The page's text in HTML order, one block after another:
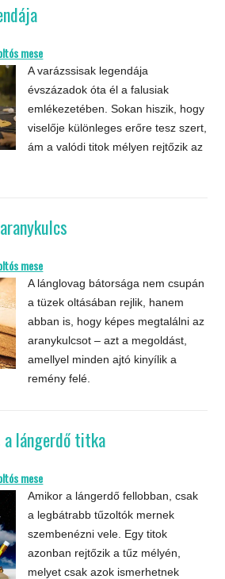
mese
A varázssisak legendája
évszázadok óta él a falusiak
emlékezetében. Sokan hiszik, hogy
viselője különleges erőre tesz szert,
ám a valódi titok mélyen rejtőzik az
mese
A lánglovag bátorsága nem csupán
a tüzek oltásában rejlik, hanem
abban is, hogy képes megtalálni az
aranykulcsot – azt a megoldást,
amellyel minden ajtó kinyílik a
remény felé.
lángerdő titka
mese
Amikor a lángerdő fellobban, csak
a legbátrabb tűzoltók mernek
szembenézni vele. Egy titok
azonban rejtőzik a tűz mélyén,
melyet csak azok ismerhetnek